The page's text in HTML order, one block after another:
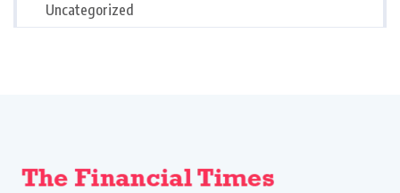
Uncategorized